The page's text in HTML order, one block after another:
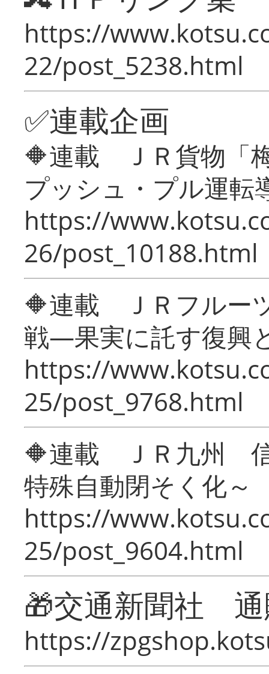
https://
22/post_5238.html
✅連載企画
🔶連載 ＪＲ貨物「
プッシュ・プル運転
https://
26/post_10188.html
🔶連載 ＪＲフルー
戦―果実に託す復興
https://
25/post_9768.html
🔶連載 ＪＲ九州 信
特殊自動閉そく化～
https://
25/post_9604.html
🎁交通新聞社
https://